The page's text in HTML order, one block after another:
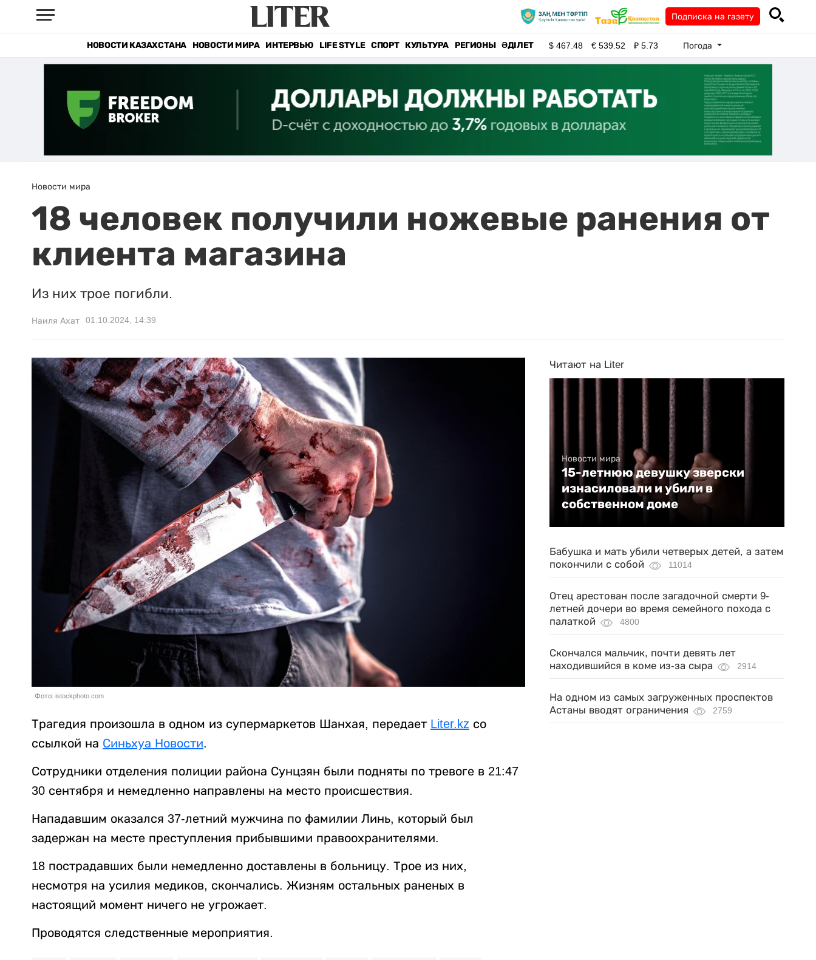
Подписка на газету
НОВОСТИ КАЗАХСТАНА НОВОСТИ МИРА ИНТЕРВЬЮ LIFE STYLE СПОРТ КУЛЬТУРА РЕГИОНЫ ӘДІЛЕТ $467.48 €539.52 ₽5.73 Погода
Новости мира
18 человек получили ножевые ранения от
клиента магазина
Из них трое погибли.
Наиля Ахат 01.10.2024, 14:39
Фото: istockphoto.com
Трагедия произошла в одном из супермаркетов Шанхая, передает Liter.kz со
ссылкой на Синьхуа Новости.
Сотрудники отделения полиции района Сунцзян были подняты по тревоге в 21:47
30 сентября и немедленно направлены на место происшествия.
Нападавшим оказался 37-летний мужчина по фамилии Линь, который был
задержан на месте преступления прибывшими правоохранителями.
18 пострадавших были немедленно доставлены в больницу. Трое из них,
несмотря на усилия медиков, скончались. Жизням остальных раненых в
настоящий момент ничего не угрожает.
Проводятся следственные мероприятия.
Читают на Liter
Новости мира
15-летнюю девушку зверски
изнасиловали и убили в
собственном доме
Бабушка и мать убили четверых детей, а затем
покончили с собой
11014
Отец арестован после загадочной смерти 9-
летней дочери во время семейного похода с
палаткой
4800
Скончался мальчик, почти девять лет
находившийся в коме из-за сыра
2914
На одном из самых загруженных проспектов
Астаны вводят ограничения
2759